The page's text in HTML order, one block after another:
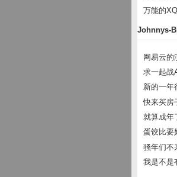
万能的
Johnnys-
网易云的
求一起战
新的一年
快来买房
就算成年
蛋饺比要
骚年们不
我是不是